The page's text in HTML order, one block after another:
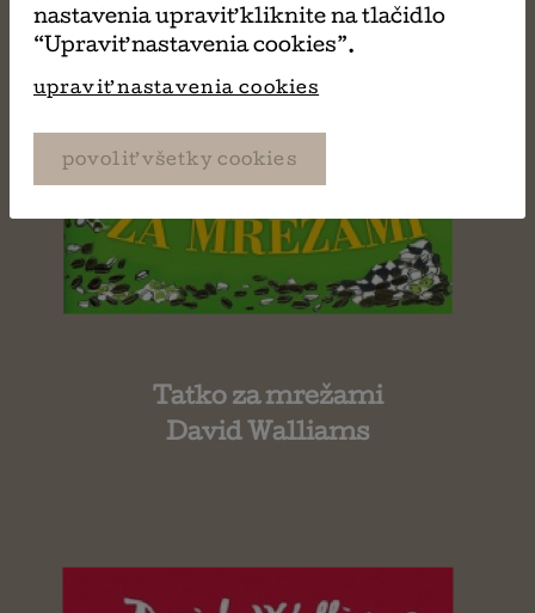
Tatko za mrežami
David Walliams
nastavenia upraviť kliknite na tlačidlo
“Upraviť nastavenia cookies”.
upraviť nastavenia cookies
povoliť všetky cookies